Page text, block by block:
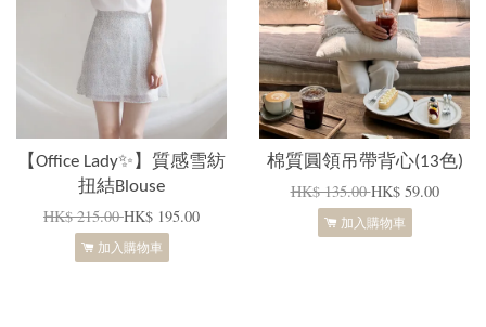
【Office Lady✨】質感雪紡
扭結Blouse
HK$ 215.00HK$ 195.00
加入購物車
棉質圓領吊帶背心(13色)
HK$ 135.00HK$ 59.00
加入購物車